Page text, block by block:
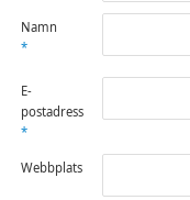
Namn
*
E-
postadress
*
Webbplats